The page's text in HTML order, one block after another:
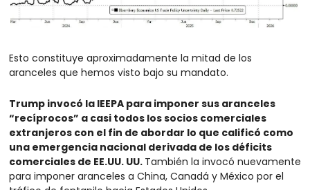
Esto constituye aproximadamente la mitad de los
aranceles que hemos visto bajo su mandato.
Trump invocó la IEEPA para imponer sus aranceles
“recíprocos” a casi todos los socios comerciales
extranjeros con el fin de abordar lo que calificó como
una emergencia nacional derivada de los déficits
comerciales de EE.UU. UU. También la invocó nuevamente
para imponer aranceles a China, Canadá y México por el